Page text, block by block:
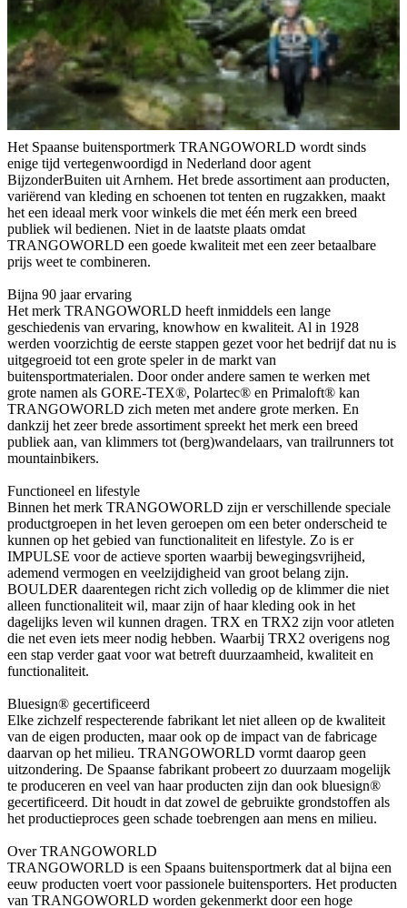
Het Spaanse buitensportmerk TRANGOWORLD wordt sinds
enige tijd vertegenwoordigd in Nederland door agent
BijzonderBuiten uit Arnhem. Het brede assortiment aan producten,
variërend van kleding en schoenen tot tenten en rugzakken, maakt
het een ideaal merk voor winkels die met één merk een breed
publiek wil bedienen. Niet in de laatste plaats omdat
TRANGOWORLD een goede kwaliteit met een zeer betaalbare
prijs weet te combineren.
Bijna 90 jaar ervaring
Het merk TRANGOWORLD heeft inmiddels een lange
geschiedenis van ervaring, knowhow en kwaliteit. Al in 1928
werden voorzichtig de eerste stappen gezet voor het bedrijf dat nu is
uitgegroeid tot een grote speler in de markt van
buitensportmaterialen. Door onder andere samen te werken met
grote namen als GORE-TEX®, Polartec® en Primaloft® kan
TRANGOWORLD zich meten met andere grote merken. En
dankzij het zeer brede assortiment spreekt het merk een breed
publiek aan, van klimmers tot (berg)wandelaars, van trailrunners tot
mountainbikers.
Functioneel en lifestyle
Binnen het merk TRANGOWORLD zijn er verschillende speciale
productgroepen in het leven geroepen om een beter onderscheid te
kunnen op het gebied van functionaliteit en lifestyle. Zo is er
IMPULSE voor de actieve sporten waarbij bewegingsvrijheid,
ademend vermogen en veelzijdigheid van groot belang zijn.
BOULDER daarentegen richt zich volledig op de klimmer die niet
alleen functionaliteit wil, maar zijn of haar kleding ook in het
dagelijks leven wil kunnen dragen. TRX en TRX2 zijn voor atleten
die net even iets meer nodig hebben. Waarbij TRX2 overigens nog
een stap verder gaat voor wat betreft duurzaamheid, kwaliteit en
functionaliteit.
Bluesign® gecertificeerd
Elke zichzelf respecterende fabrikant let niet alleen op de kwaliteit
van de eigen producten, maar ook op de impact van de fabricage
daarvan op het milieu. TRANGOWORLD vormt daarop geen
uitzondering. De Spaanse fabrikant probeert zo duurzaam mogelijk
te produceren en veel van haar producten zijn dan ook bluesign®
gecertificeerd. Dit houdt in dat zowel de gebruikte grondstoffen als
het productieproces geen schade toebrengen aan mens en milieu.
Over TRANGOWORLD
TRANGOWORLD is een Spaans buitensportmerk dat al bijna een
eeuw producten voert voor passionele buitensporters. Het producten
van TRANGOWORLD worden gekenmerkt door een hoge